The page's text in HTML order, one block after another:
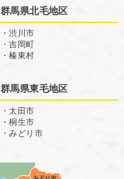
群馬県北毛地区
・渋川市
・吉岡町
・榛東村
群馬県東毛地区
・太田市
・桐生市
・みどり市